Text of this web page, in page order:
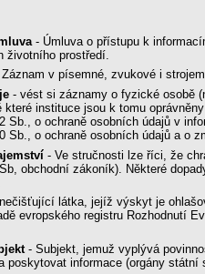
- Úmluva o přístupu k
životního prostředí.
v písemné, zvukové i
- vést si záznamy o fyzické osobě
které instituce jsou k tomu
Sb., o ochraně osobních údajů v
Sb., o ochraně osobních údajů a o
- Ve stručnosti lze říci, že
obchodní zákoník). Některé
látka, jejíž výskyt je
evropského registru Rozhodnutí
- Subjekt, jemuž vyplývá
poskytovat informace (orgány